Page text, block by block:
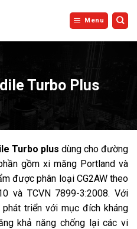
Menu
Turbo Plus
Turbo plus dùng cho đường
gồm xi măng Portland và
được phân loại CG2AW theo
và TCVN 7899-3:2008. Với
triển với mục đích kháng
khả năng chống lại các vi